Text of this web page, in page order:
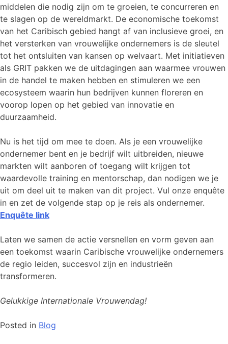
middelen die nodig zijn om te groeien, te concurreren en
te slagen op de wereldmarkt. De economische toekomst
van het Caribisch gebied hangt af van inclusieve groei, en
het versterken van vrouwelijke ondernemers is de sleutel
tot het ontsluiten van kansen op welvaart. Met initiatieven
als GRIT pakken we de uitdagingen aan waarmee vrouwen
in de handel te maken hebben en stimuleren we een
ecosysteem waarin hun bedrijven kunnen floreren en
voorop lopen op het gebied van innovatie en
duurzaamheid.
Nu is het tijd om mee te doen. Als je een vrouwelijke
ondernemer bent en je bedrijf wilt uitbreiden, nieuwe
markten wilt aanboren of toegang wilt krijgen tot
waardevolle training en mentorschap, dan nodigen we je
uit om deel uit te maken van dit project. Vul onze enquête
in en zet de volgende stap op je reis als ondernemer.
Enquête link
Laten we samen de actie versnellen en vorm geven aan
een toekomst waarin Caribische vrouwelijke ondernemers
de regio leiden, succesvol zijn en industrieën
transformeren.
Gelukkige Internationale Vrouwendag!
Posted in Blog